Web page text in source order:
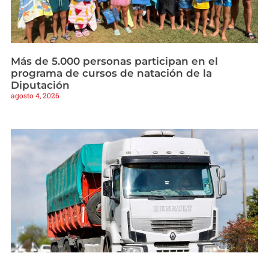
Más de 5.000 personas participan en el
programa de cursos de natación de la
Diputación
agosto 4, 2026